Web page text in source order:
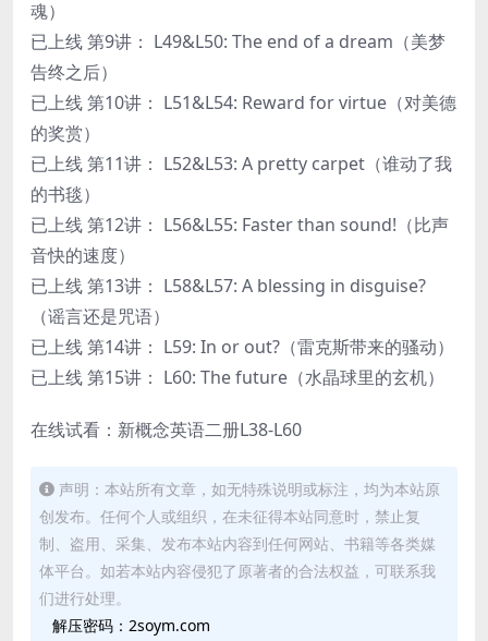
魂）
已上线 第9讲： L49&L50: The end of a dream（美梦
告终之后）
已上线 第10讲： L51&L54: Reward for virtue（对美德
的奖赏）
已上线 第11讲： L52&L53: A pretty carpet（谁动了我
的书毯）
已上线 第12讲： L56&L55: Faster than sound!（比声
音快的速度）
已上线 第13讲： L58&L57: A blessing in disguise?
（谣言还是咒语）
已上线 第14讲： L59: In or out?（雷克斯带来的骚动）
已上线 第15讲： L60: The future（水晶球里的玄机）
在线试看：新概念英语二册L38-L60
声明：本站所有文章，如无特殊说明或标注，均为本站原
创发布。任何个人或组织，在未征得本站同意时，禁止复
制、盗用、采集、发布本站内容到任何网站、书籍等各类媒
体平台。如若本站内容侵犯了原著者的合法权益，可联系我
们进行处理。
解压密码：2soym.com